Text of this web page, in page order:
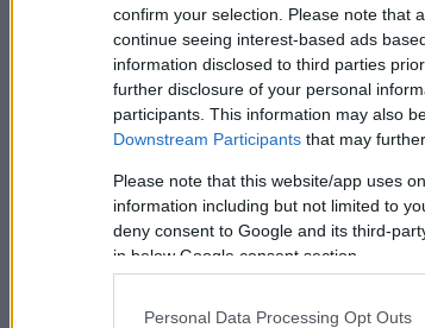
confirm your selection. Please note that
continue seeing interest-based ads
information disclosed to third parties
further disclosure of your personal
participants. This information may also
Downstream Participants that may
Please note that this website/app uses
information including but not limited to
deny consent to Google and its third-
in below Google consent section.
Personal Data Processing Opt Outs